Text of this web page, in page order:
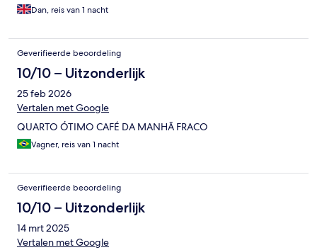
Dan, reis van 1 nacht
Geverifieerde beoordeling
10/10 – Uitzonderlijk
25 feb 2026
Vertalen met Google
QUARTO ÓTIMO CAFÉ DA MANHÃ FRACO
Vagner, reis van 1 nacht
Geverifieerde beoordeling
10/10 – Uitzonderlijk
14 mrt 2025
Vertalen met Google